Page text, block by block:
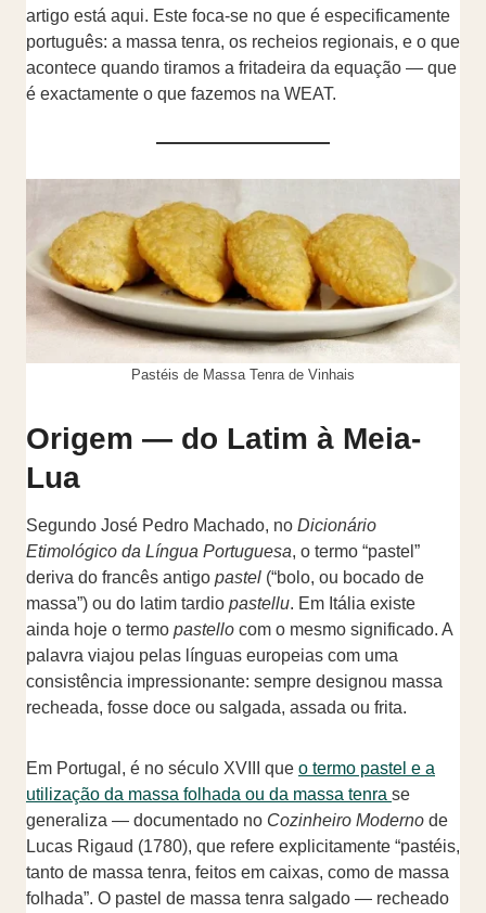
artigo está aqui. Este foca-se no que é especificamente
português: a massa tenra, os recheios regionais, e o que
acontece quando tiramos a fritadeira da equação — que
é exactamente o que fazemos na WEAT.
Pastéis de Massa Tenra de Vinhais
Origem — do Latim à Meia-
Lua
Segundo José Pedro Machado, no Dicionário
Etimológico da Língua Portuguesa, o termo “pastel”
deriva do francês antigo pastel (“bolo, ou bocado de
massa”) ou do latim tardio pastellu. Em Itália existe
ainda hoje o termo pastello com o mesmo significado. A
palavra viajou pelas línguas europeias com uma
consistência impressionante: sempre designou massa
recheada, fosse doce ou salgada, assada ou frita.
Em Portugal, é no século XVIII que o termo pastel e a
utilização da massa folhada ou da massa tenra se
generaliza — documentado no Cozinheiro Moderno de
Lucas Rigaud (1780), que refere explicitamente “pastéis,
tanto de massa tenra, feitos em caixas, como de massa
folhada”. O pastel de massa tenra salgado — recheado